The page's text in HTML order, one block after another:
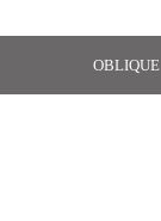
OBLIQUE